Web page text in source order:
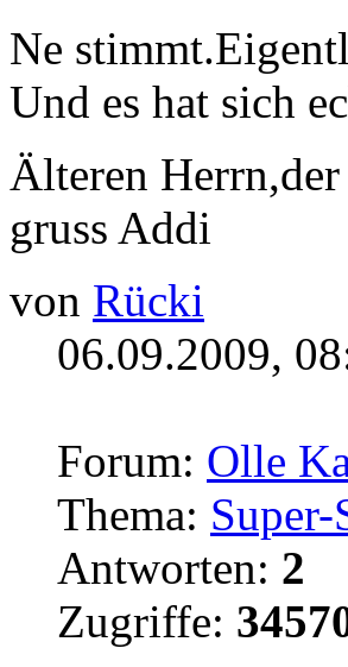
Ne
Und es hat sich
Älteren
gruss Addi
von Rücki
06.09.2009,
Forum: Olle
Thema: Super-
Antworten: 2
Zugriffe: